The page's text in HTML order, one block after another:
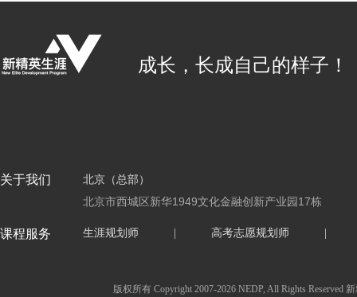
成长，长成自己的样子！
关于我们
北京（总部）
北京市西城区新华1949文化金融创新产业园17栋
课程服务 生涯规划师 高考志愿规划师
版权所有 Copyright 2007-2026 NEDP, All Rights